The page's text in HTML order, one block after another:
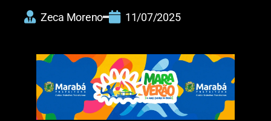
Zeca Moreno 11/07/2025